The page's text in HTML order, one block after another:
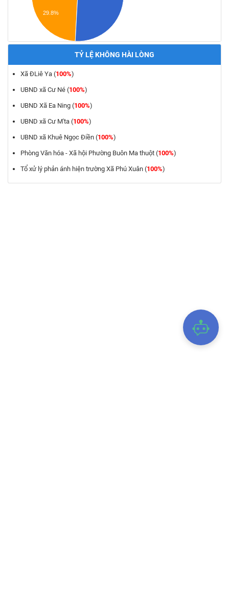
29.8%
TỶ LỆ KHÔNG HÀI LÒNG
Xã ĐLiê Ya (100%)
UBND xã Cư Né (100%)
UBND Xã Ea Ning (100%)
UBND xã Cư M'ta (100%)
UBND xã Khuê Ngọc Điền (100%)
Phòng Văn hóa - Xã hội Phường Buôn Ma thuột (100%)
Tổ xử lý phản ánh hiện trường Xã Phú Xuân (100%)